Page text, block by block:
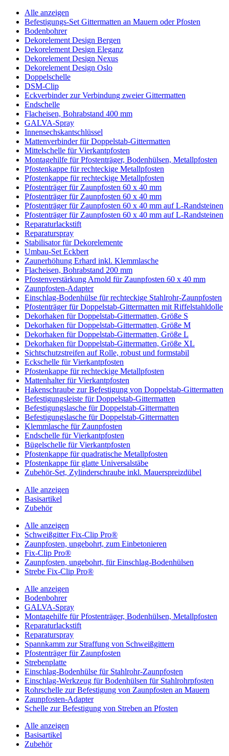
Alle anzeigen
Befestigungs-Set Gittermatten an Mauern oder Pfosten
Bodenbohrer
Dekorelement Design Bergen
Dekorelement Design Eleganz
Dekorelement Design Nexus
Dekorelement Design Oslo
Doppelschelle
DSM-Clip
Eckverbinder zur Verbindung zweier Gittermatten
Endschelle
Flacheisen, Bohrabstand 400 mm
GALVA-Spray
Innensechskantschlüssel
Mattenverbinder für Doppelstab-Gittermatten
Mittelschelle für Vierkantpfosten
Montagehilfe für Pfostenträger, Bodenhülsen, Metallpfosten
Pfostenkappe für rechteckige Metallpfosten
Pfostenkappe für rechteckige Metallpfosten
Pfostenträger für Zaunpfosten 60 x 40 mm
Pfostenträger für Zaunpfosten 60 x 40 mm
Pfostenträger für Zaunpfosten 60 x 40 mm auf L-Randsteinen
Pfostenträger für Zaunpfosten 60 x 40 mm auf L-Randsteinen
Reparaturlackstift
Reparaturspray
Stabilisator für Dekorelemente
Umbau-Set Eckbert
Zaunerhöhung Erhard inkl. Klemmlasche
Flacheisen, Bohrabstand 200 mm
Pfostenverstärkung Arnold für Zaunpfosten 60 x 40 mm
Zaunpfosten-Adapter
Einschlag-Bodenhülse für rechteckige Stahlrohr-Zaunpfosten
Pfostenträger für Doppelstab-Gittermatten mit Riffelstahldolle
Dekorhaken für Doppelstab-Gittermatten, Größe S
Dekorhaken für Doppelstab-Gittermatten, Größe M
Dekorhaken für Doppelstab-Gittermatten, Größe L
Dekorhaken für Doppelstab-Gittermatten, Größe XL
Sichtschutzstreifen auf Rolle, robust und formstabil
Eckschelle für Vierkantpfosten
Pfostenkappe für rechteckige Metallpfosten
Mattenhalter für Vierkantpfosten
Hakenschraube zur Befestigung von Doppelstab-Gittermatten
Befestigungsleiste für Doppelstab-Gittermatten
Befestigungslasche für Doppelstab-Gittermatten
Befestigungslasche für Doppelstab-Gittermatten
Klemmlasche für Zaunpfosten
Endschelle für Vierkantpfosten
Bügelschelle für Vierkantpfosten
Pfostenkappe für quadratische Metallpfosten
Pfostenkappe für glatte Universalstäbe
Zubehör-Set, Zylinderschraube inkl. Mauerspreizdübel
Alle anzeigen
Basisartikel
Zubehör
Alle anzeigen
Schweißgitter Fix-Clip Pro®
Zaunpfosten, ungebohrt, zum Einbetonieren
Fix-Clip Pro®
Zaunpfosten, ungebohrt, für Einschlag-Bodenhülsen
Strebe Fix-Clip Pro®
Alle anzeigen
Bodenbohrer
GALVA-Spray
Montagehilfe für Pfostenträger, Bodenhülsen, Metallpfosten
Reparaturlackstift
Reparaturspray
Spannkamm zur Straffung von Schweißgittern
Pfostenträger für Zaunpfosten
Strebenplatte
Einschlag-Bodenhülse für Stahlrohr-Zaunpfosten
Einschlag-Werkzeug für Bodenhülsen für Stahlrohrpfosten
Rohrschelle zur Befestigung von Zaunpfosten an Mauern
Zaunpfosten-Adapter
Schelle zur Befestigung von Streben an Pfosten
Alle anzeigen
Basisartikel
Zubehör